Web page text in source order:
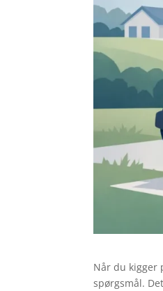
Når du kigger
spørgsmål.